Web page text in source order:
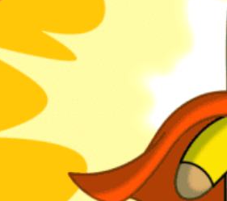
Drei Welten, eine unforgettable Night! Die
brandneue Disney Worlds Collide Concert Tour
vereint Descendants, ZOMBIES und Camp
Rock…
Tickets buchen ➔
🛍️ Shop & Sale
Merchandise-Übersicht → 3.000+
Neuheiten im Shop